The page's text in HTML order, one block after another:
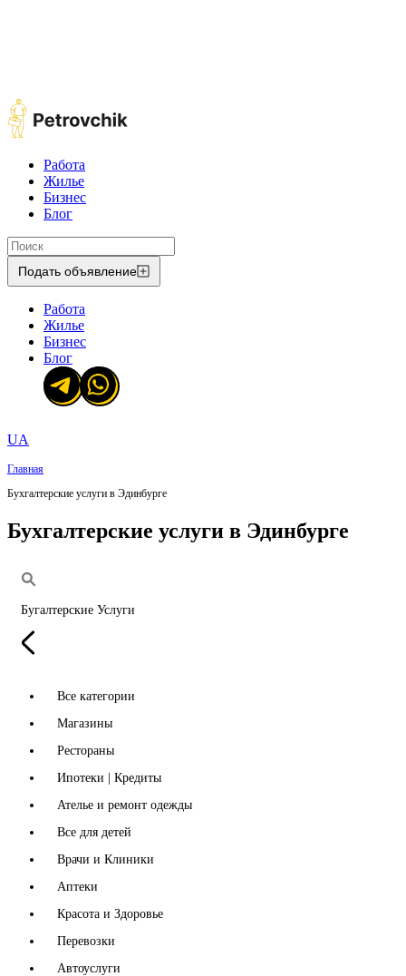
Работа
Жилье
Бизнес
Блог
Подать объявление
Работа
Жилье
Бизнес
Блог
UA
Главная
Бухгалтерские услуги в Эдинбурге
Бухгалтерские услуги в Эдинбурге
Бугалтерские Услуги
Все категории
Магазины
Рестораны
Ипотеки | Кредиты
Ателье и ремонт одежды
Все для детей
Врачи и Клиники
Аптеки
Красота и Здоровье
Перевозки
Автоуслуги